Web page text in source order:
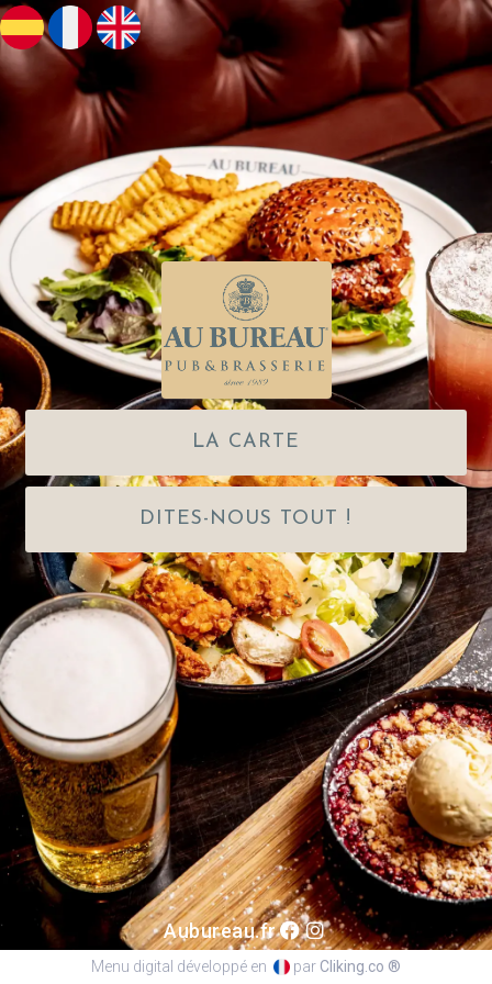
LA CARTE
DITES-NOUS TOUT !
Aubureau.fr
Menu digital développé en par Cliking.co ®